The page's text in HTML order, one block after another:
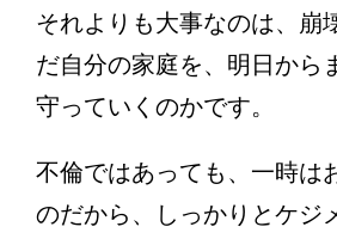
それよりも大事なのは、崩
だ自分の家庭を、明日から
守っていくのかです。
不倫ではあっても、一時は
のだから、しっかりとケジ